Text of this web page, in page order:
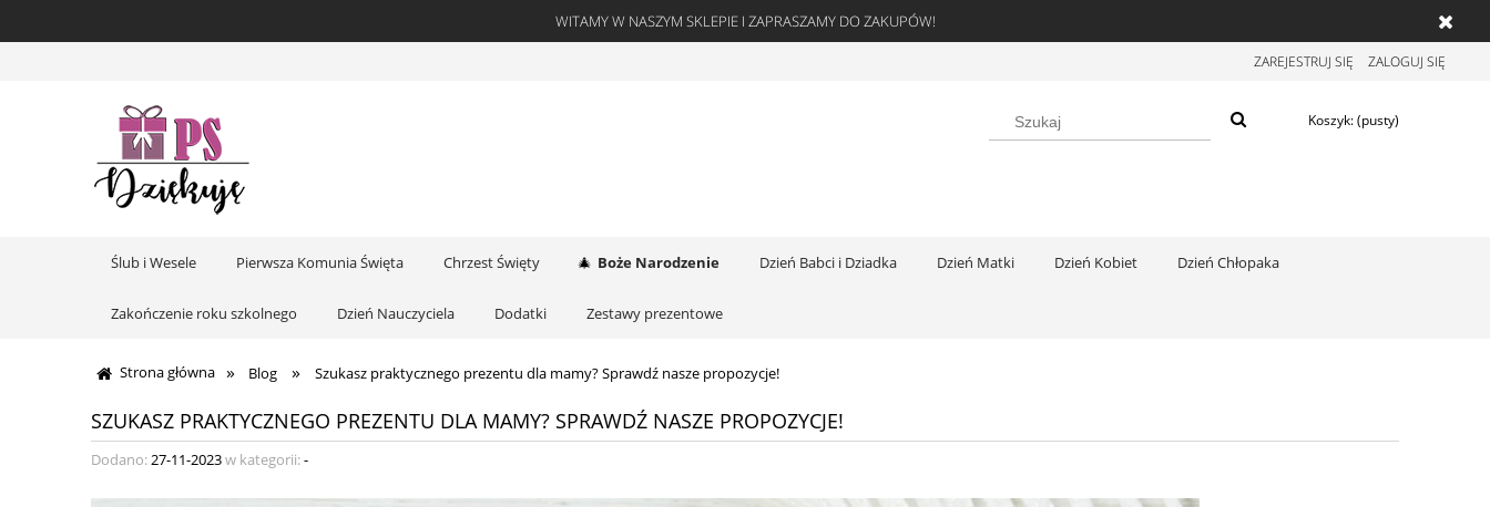
WITAMY W NASZYM SKLEPIE I ZAPRASZAMY DO ZAKUPÓW!
ZAREJESTRUJ SIĘ ZALOGUJ SIĘ
Koszyk:(pusty)
Ślub i Wesele Pierwsza Komunia Święta Chrzest Święty Boże Narodzenie Dzień Babci i Dziadka Dzień Matki Dzień Kobiet Dzień Chłopaka
Zakończenie roku szkolnego Dzień Nauczyciela Dodatki Zestawy prezentowe
Strona główna » Blog » Szukasz praktycznego prezentu dla mamy? Sprawdź nasze propozycje!
SZUKASZ PRAKTYCZNEGO PREZENTU DLA MAMY? SPRAWDŹ NASZE PROPOZYCJE!
Dodano:27-11-2023w kategorii:-